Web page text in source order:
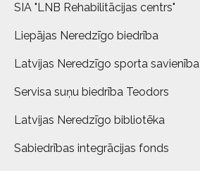
SIA "LNB Rehabilitācijas centrs"
Liepājas Neredzīgo biedrība
Latvijas Neredzīgo sporta savienība
Servisa suņu biedrība Teodors
Latvijas Neredzīgo bibliotēka
Sabiedrības integrācijas fonds